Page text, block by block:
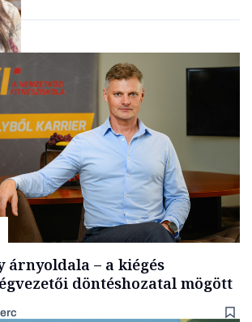
árnyoldala – a kiégés
döntéshozatal mögött